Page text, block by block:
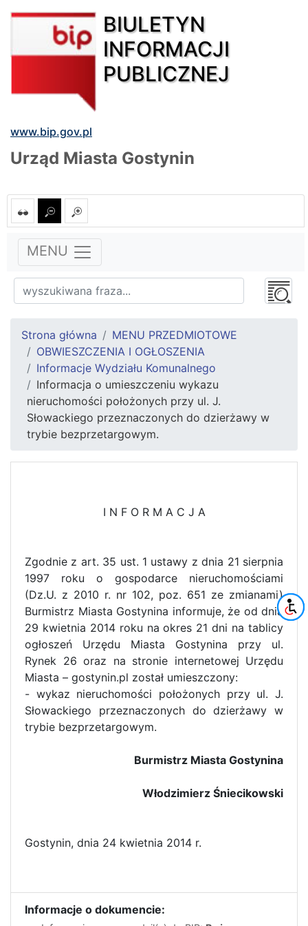
BIULETYN
INFORMACJI
PUBLICZNEJ
www.bip.gov.pl
Urząd Miasta Gostynin
MENU
Strona główna
MENU PRZEDMIOTOWE
OBWIESZCZENIA I OGŁOSZENIA
Informacje Wydziału Komunalnego
Informacja o umieszczeniu wykazu
nieruchomości położonych przy ul. J.
Słowackiego przeznaczonych do dzierżawy w
trybie bezprzetargowym.
I N F O R M A C J A
Zgodnie z art. 35 ust. 1 ustawy z dnia 21 sierpnia
1997 roku o gospodarce nieruchomościami
(Dz.U. z 2010 r. nr 102, poz. 651 ze zmianami)
Burmistrz Miasta Gostynina informuje, że od dnia
29 kwietnia 2014 roku na okres 21 dni na tablicy
ogłoszeń Urzędu Miasta Gostynina przy ul.
Rynek 26 oraz na stronie internetowej Urzędu
Miasta – gostynin.pl został umieszczony:
- wykaz nieruchomości położonych przy ul. J.
Słowackiego przeznaczonych do dzierżawy w
trybie bezprzetargowym.
Burmistrz Miasta Gostynina
Włodzimierz Śniecikowski
Gostynin, dnia 24 kwietnia 2014 r.
Informacje o dokumencie: